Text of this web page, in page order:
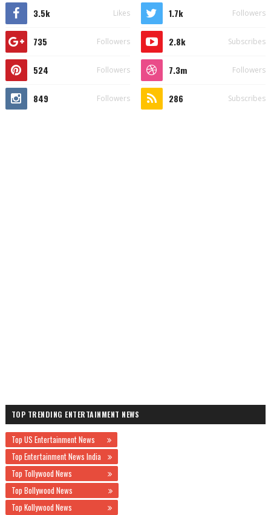
3.5k Likes 1.7k Followers
735 Followers 2.8k Subscribes
524 Followers 7.3m Followers
849 Followers 286 Subscribes
TOP TRENDING ENTERTAINMENT NEWS
Top US Entertainment News
Top Entertainment News India
Top Tollywood News
Top Bollywood News
Top Kollywood News